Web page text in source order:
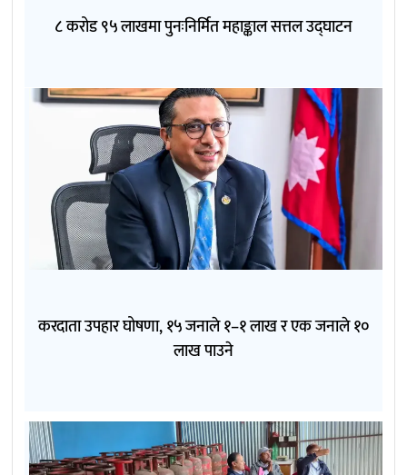
८ करोड ९५ लाखमा पुनःनिर्मित महाङ्काल सत्तल उद्घाटन
करदाता उपहार घोषणा, १५ जनाले १–१ लाख र एक जनाले १०
लाख पाउने